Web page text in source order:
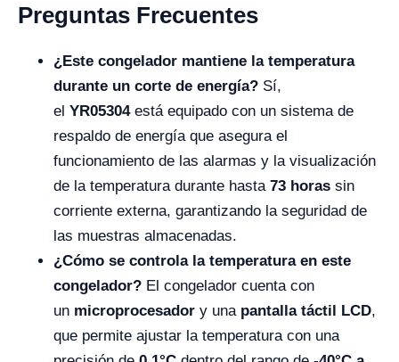
Preguntas Frecuentes
¿Este congelador mantiene la temperatura
durante un corte de energía? Sí,
el YR05304está equipado con un sistema de
respaldo de energía que asegura el
funcionamiento de las alarmas y la visualización
de la temperatura durante hasta 73 horas sin
corriente externa, garantizando la seguridad de
las muestras almacenadas.
¿Cómo se controla la temperatura en este
congelador? El congelador cuenta con
un microprocesador y una pantalla táctil LCD,
que permite ajustar la temperatura con una